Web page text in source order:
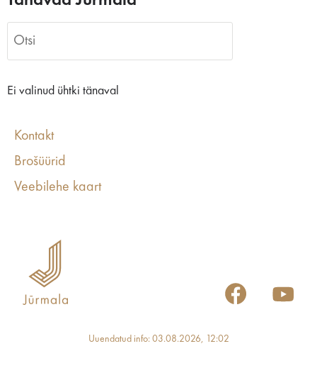
Ei valinud ühtki tänaval
Kontakt
Brošüürid
Veebilehe kaart
Uuendatud info: 03.08.2026, 12:02